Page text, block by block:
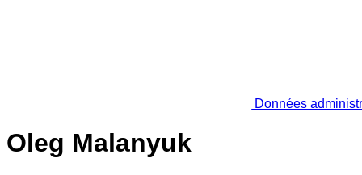
Données
Oleg Malanyuk